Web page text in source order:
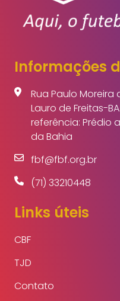
Informações
Rua Paulo Moreira
Lauro de Freitas-
referência: Prédio
da Bahia
fbf@fbf.org.br
(71) 33210448
Links úteis
CBF
TJD
Contato